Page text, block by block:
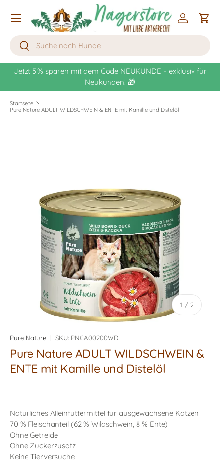
Direkt zum Inhalt
Suchen
Suchen
Einloggen
Menü
NEUKUNDE – exklusiv für
Kostenlose Lieferung
Startseite
Pure Nature ADULT WILDSCHWEIN & ENTE mit Kamille und Distelöl
1 / von
2
Pure Nature | SKU: PNCA00200WD
Pure Nature ADULT WILDSCHWEIN &
ENTE mit Kamille und Distelöl
Natürliches Alleinfuttermittel für ausgewachsene Katzen
70 % Fleischanteil (62 % Wildschwein, 8 % Ente)
Ohne Getreide
Ohne Zuckerzusatz
Keine Tierversuche